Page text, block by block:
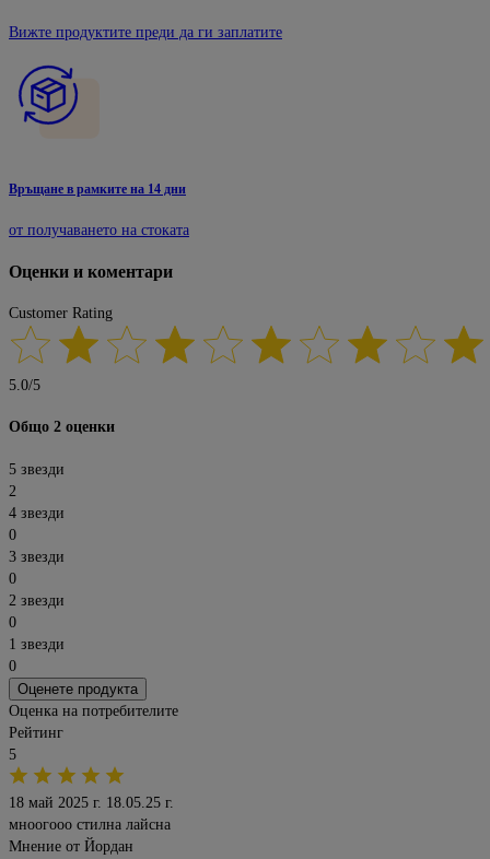
Вижте продуктите преди да ги заплатите
Връщане в рамките на 14 дни
от получаването на стоката
Оценки и коментари
Customer Rating
5.0/5
Общо 2 оценки
5 звезди
2
4 звезди
0
3 звезди
0
2 звезди
0
1 звезди
0
Оценете продукта
Оценка на потребителите
Рейтинг
5
18 май 2025 г. 18.05.25 г.
мноогооо стилна лайсна
Мнение от Йордан